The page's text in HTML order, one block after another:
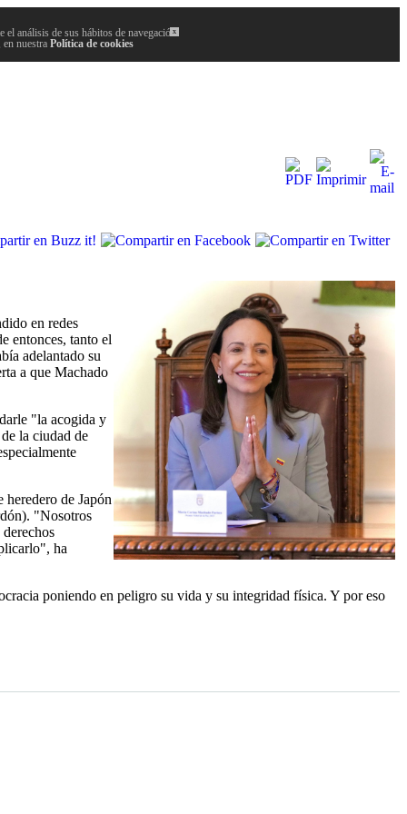
x
análisis de sus hábitos de navegación.
nuestra Política de cookies
en redes
entonces, tanto el
adelantado su
a que Machado
"la acogida y
la ciudad de
de Japón
"Nosotros
ha
poniendo en peligro su vida y su integridad física. Y por eso